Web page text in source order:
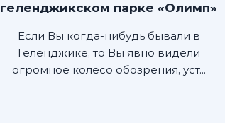
геленджикском парке «Олимп»
Если Вы когда-нибудь бывали в
Геленджике, то Вы явно видели
огромное колесо обозрения, уст...